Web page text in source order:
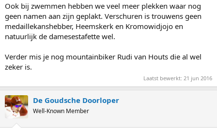
Ook bij zwemmen hebben we veel meer plekken waar nog
geen namen aan zijn geplakt. Verschuren is trouwens geen
medaillekanshebber, Heemskerk en Kromowidjojo en
natuurlijk de damesestafette wel.
Verder mis je nog mountainbiker Rudi van Houts die al wel
zeker is.
Laatst bewerkt: 21 jun 2016
De Goudsche Doorloper
Well-Known Member